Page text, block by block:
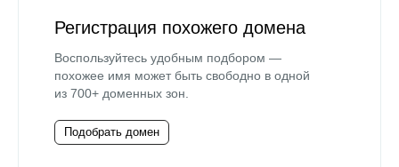
Регистрация похожего домена
Воспользуйтесь удобным подбором —
похожее имя может быть свободно в одной
из 700+ доменных зон.
Подобрать домен